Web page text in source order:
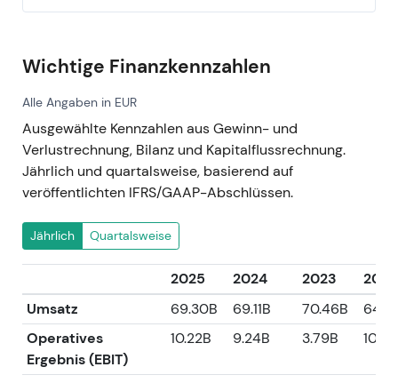
Wichtige Finanzkennzahlen
Alle Angaben in EUR
Ausgewählte Kennzahlen aus Gewinn- und
Verlustrechnung, Bilanz und Kapitalflussrechnung.
Jährlich und quartalsweise, basierend auf
veröffentlichten IFRS/GAAP-Abschlüssen.
Jährlich Quartalsweise
2025 2024 2023
2022
Umsatz
69.30B 69.11B 70.46B
Operatives
Ergebnis (EBIT)
10.22B 9.24B 3.79B